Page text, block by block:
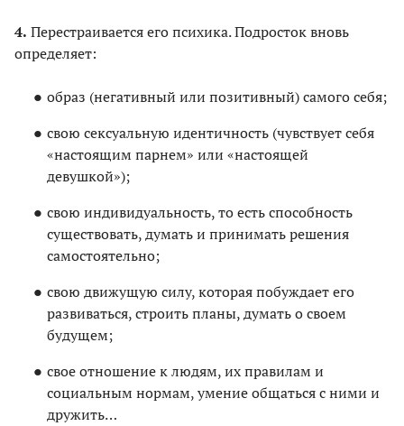
4. Перестраивается его психика. Подросток вновь
определяет:
образ (негативный или позитивный) самого себя;
свою сексуальную идентичность (чувствует себя
«настоящим парнем» или «настоящей
девушкой»);
свою индивидуальность, то есть способность
существовать, думать и принимать решения
самостоятельно;
свою движущую силу, которая побуждает его
развиваться, строить планы, думать о своем
будущем;
свое отношение к людям, их правилам и
социальным нормам, умение общаться с ними и
дружить…